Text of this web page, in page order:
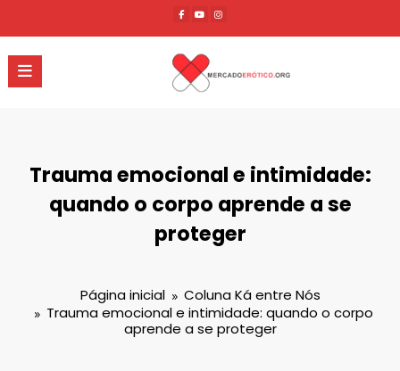
o
conteúdo
Trauma emocional e intimidade:
quando o corpo aprende a se
proteger
Página inicial
Coluna Ká entre Nós
Trauma emocional e intimidade: quando o corpo
aprende a se proteger